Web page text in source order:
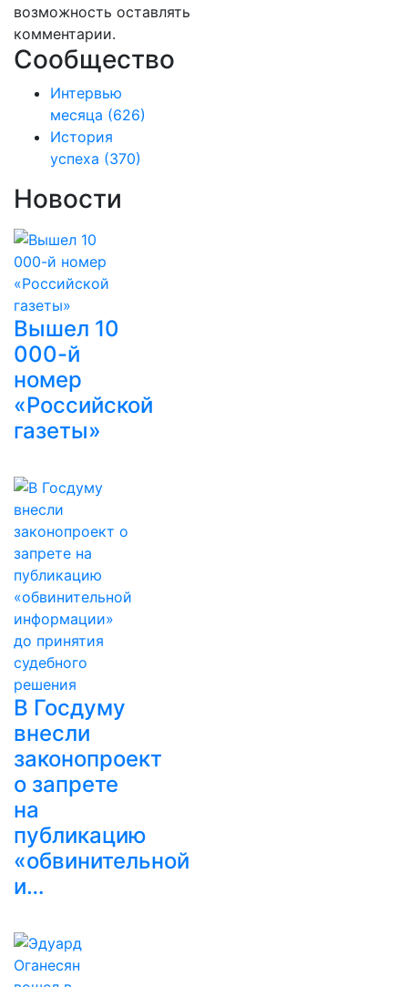
возможность оставлять
комментарии.
Сообщество
Интервью
месяца (626)
История
успеха (370)
Новости
Вышел 10
000-й
номер
«Российской
газеты»
В Госдуму
внесли
законопроект
о запрете
на
публикацию
«обвинительной
и…